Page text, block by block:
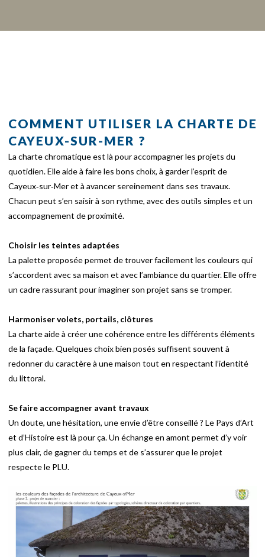
COMMENT UTILISER LA CHARTE DE
CAYEUX-SUR-MER ?
La charte chromatique est là pour accompagner les projets du
quotidien. Elle aide à faire les bons choix, à garder l’esprit de
Cayeux‑sur‑Mer et à avancer sereinement dans ses travaux.
Chacun peut s’en saisir à son rythme, avec des outils simples et un
accompagnement de proximité.
Choisir les teintes adaptées
La palette proposée permet de trouver facilement les couleurs qui
s’accordent avec sa maison et avec l’ambiance du quartier. Elle offre
un cadre rassurant pour imaginer son projet sans se tromper.
Harmoniser volets, portails, clôtures
La charte aide à créer une cohérence entre les différents éléments
de la façade. Quelques choix bien posés suffisent souvent à
redonner du caractère à une maison tout en respectant l’identité
du littoral.
Se faire accompagner avant travaux
Un doute, une hésitation, une envie d’être conseillé ? Le Pays d’Art
et d’Histoire est là pour ça. Un échange en amont permet d’y voir
plus clair, de gagner du temps et de s’assurer que le projet
respecte le PLU.